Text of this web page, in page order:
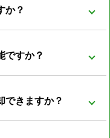
になっておりま
ーマル部品とセッ
マルパーツが無い
もあります。
か？
～数万円かかると
いても利用価値は
がかかります。 バ
ですか？
が難しいとされて
定員がいる為、安
できますか？